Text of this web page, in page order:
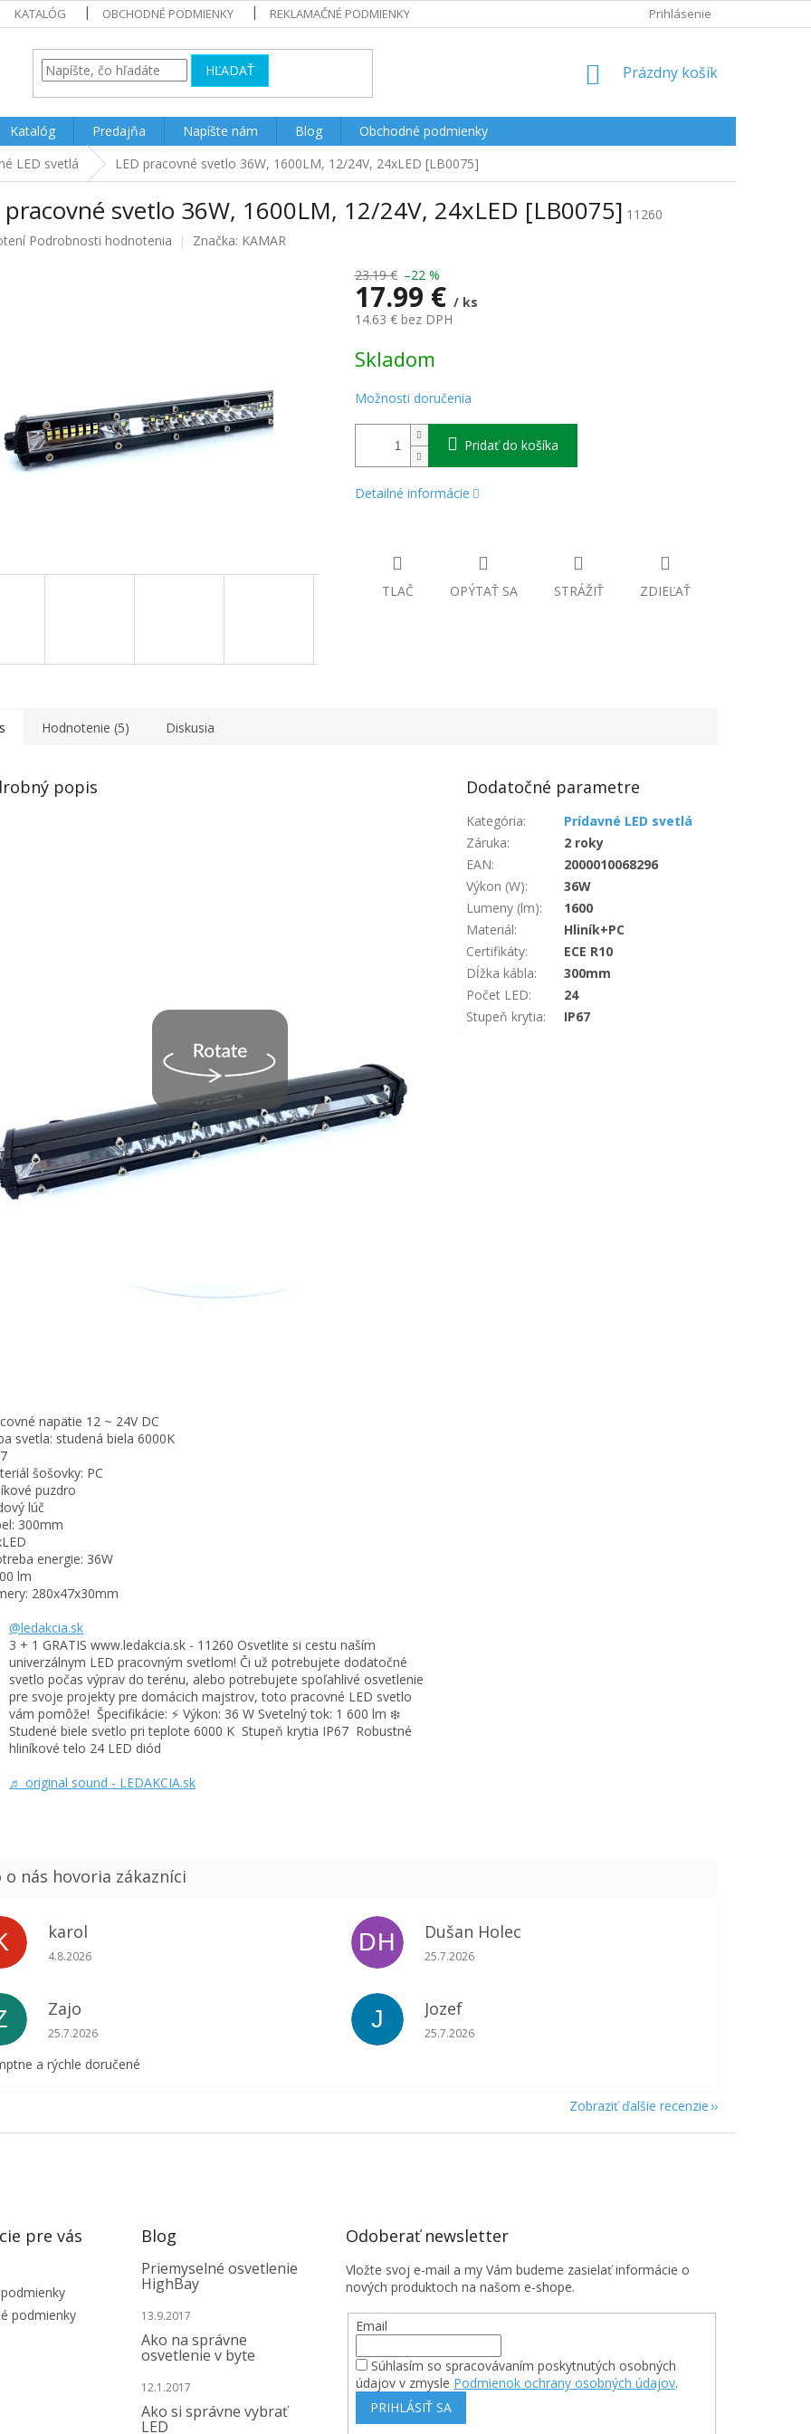
KATALÓG OBCHODNÉ PODMIENKY REKLAMAČNÉ PODMIENKY Prihlásenie
HĽADAŤ
NÁKUPNÝ
Prázdny košík
Katalóg Predajňa Napíšte nám Blog
Obchodné podmienky
LED svetlá LED pracovné svetlo 36W, 1600LM, 12/24V, 24xLED [LB0075]
pracovné svetlo 36W, 1600LM, 12/24V, 24xLED [LB0075] 11260
Podrobnosti hodnotenia Značka: KAMAR
23.19 € –22 %
17.99 € / ks
14.63 € bez DPH
cena:
Skladom
Možnosti doručenia
Pridať do košíka
Detailné informácie
TLAČ OPÝTAŤ SA STRÁŽIŤ ZDIEĽAŤ
Hodnotenie (5) Diskusia
popis
napätie 12 ~ 24V DC
svetla: studená biela 6000K
šošovky: PC
puzdro
lúč
300mm
energie: 36W
lm
280x47x30mm
@ledakcia.sk
3 + 1 GRATIS www.ledakcia.sk - 11260 Osvetlite si cestu naším
univerzálnym LED pracovným svetlom! Či už potrebujete dodatočné
svetlo počas výprav do terénu, alebo potrebujete spoľahlivé osvetlenie
pre svoje projekty pre domácich majstrov, toto pracovné LED svetlo
vám pomôže! ️ Špecifikácie: ⚡ Výkon: 36 W Svetelný tok: 1 600 lm ❄️
Studené biele svetlo pri teplote 6000 K ️ Stupeň krytia IP67 ️ Robustné
hliníkové telo 24 LED diód
♬ original sound - LEDAKCIA.sk
Dodatočné parametre
Kategória:
Prídavné LED svetlá
Záruka:
2 roky
EAN:
2000010068296
Výkon (W):
36W
Lumeny (lm):
1600
Materiál:
Hliník+PC
Certifikáty:
ECE R10
Dĺžka kábla:
300mm
Počet LED:
24
Stupeň krytia: IP67
karol
Hodnotenie obchodu je 5 z 5 hviezdičiek.
4.8.2026
DH Dušan Holec
Hodnotenie obchodu je 5 z 5 hviezdičiek.
25.7.2026
Zajo
Hodnotenie obchodu je 5 z 5 hviezdičiek.
25.7.2026
a rýchle doručené
J Jozef
Hodnotenie obchodu je 5 z 5 hviezdičiek.
25.7.2026
Zobraziť ďalšie recenzie
pre vás
podmienky
Blog
Priemyselné osvetlenie
HighBay
13.9.2017
Ako na správne
osvetlenie v byte
12.1.2017
Ako si správne vybrať
LED
Odoberať newsletter
Vložte svoj e-mail a my Vám budeme zasielať informácie o
nových produktoch na našom e-shope.
Email
Súhlasím so spracovávaním poskytnutých osobných
údajov v zmysle Podmienok ochrany osobných údajov.
PRIHLÁSIŤ SA